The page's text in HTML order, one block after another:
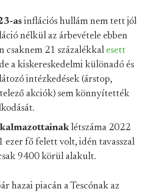
as inflációs hullám nem tett jól
nélkül az árbevétele ebben
csaknem 21 százalékkal esett
a kiskereskedelmi különadó és
intézkedések (árstop,
akciók) sem könnyítették
létszáma 2022
ezer fő felett volt, idén tavasszal
9400 körül alakult.
hazai piacán a Tescónak az